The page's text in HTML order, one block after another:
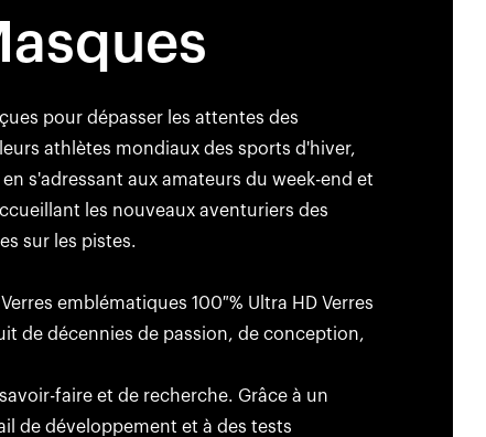
pour dépasser les attentes des
athlètes mondiaux des sports d'hiver,
s'adressant aux amateurs du week-end et
les nouveaux aventuriers des
sur les pistes.
emblématiques 100 % Ultra HD Verres
de décennies de passion, de conception,
faire et de recherche. Grâce à un
de développement et à des tests